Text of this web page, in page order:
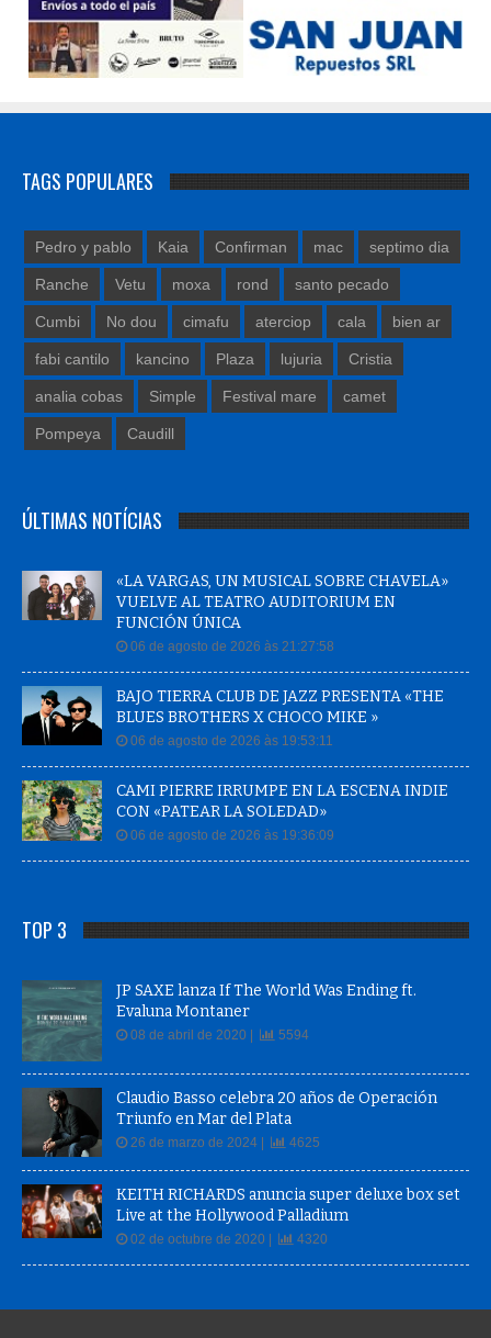
TAGS POPULARES
Pedro y pablo Kaia Confirman mac septimo dia
Ranche Vetu moxa rond santo pecado
Cumbi No dou cimafu aterciop cala bien ar
fabi cantilo kancino Plaza lujuria Cristia
analia cobas Simple Festival mare camet
Pompeya Caudill
ÚLTIMAS NOTÍCIAS
«LA VARGAS, UN MUSICAL SOBRE CHAVELA»
VUELVE AL TEATRO AUDITORIUM EN
FUNCIÓN ÚNICA
06 de agosto de 2026 às 21:27:58
BAJO TIERRA CLUB DE JAZZ PRESENTA «THE
BLUES BROTHERS X CHOCO MIKE »
06 de agosto de 2026 às 19:53:11
CAMI PIERRE IRRUMPE EN LA ESCENA INDIE
CON «PATEAR LA SOLEDAD»
06 de agosto de 2026 às 19:36:09
TOP 3
JP SAXE lanza If The World Was Ending ft.
Evaluna Montaner
08 de abril de 2020 | 5594
Claudio Basso celebra 20 años de Operación
Triunfo en Mar del Plata
26 de marzo de 2024 | 4625
KEITH RICHARDS anuncia super deluxe box set
Live at the Hollywood Palladium
02 de octubre de 2020 | 4320